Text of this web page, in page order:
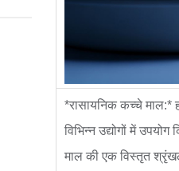
*रासायनिक कच्चे माल:*
विभिन्न उद्योगों में
माल की एक विस्तृत